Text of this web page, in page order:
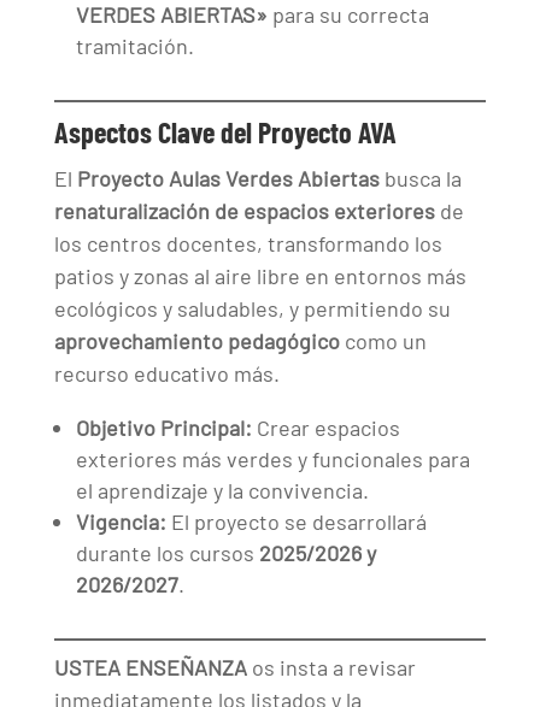
VERDES ABIERTAS» para su correcta
tramitación.
Aspectos Clave del Proyecto AVA
El Proyecto Aulas Verdes Abiertasbusca la
renaturalización de espacios exterioresde
los centros docentes, transformando los
patios y zonas al aire libre en entornos más
ecológicos y saludables, y permitiendo su
aprovechamiento pedagógicocomo un
recurso educativo más.
Objetivo Principal: Crear espacios
exteriores más verdes y funcionales para
el aprendizaje y la convivencia.
Vigencia: El proyecto se desarrollará
durante los cursos 2025/2026 y
2026/2027.
USTEA ENSEÑANZAos insta a revisar
inmediatamente los listados y la